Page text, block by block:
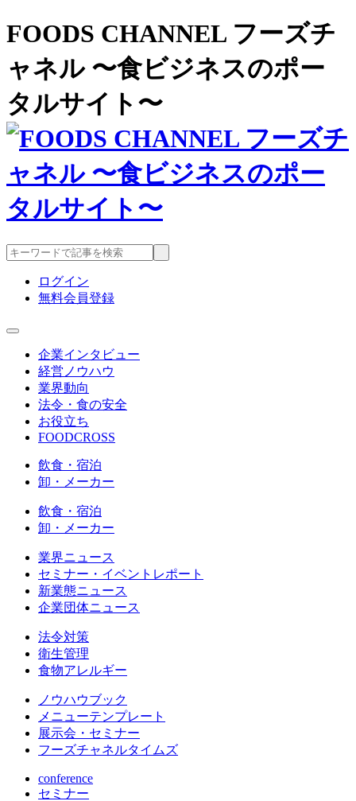
FOODS CHANNEL フーズチ
ャネル 〜食ビジネスのポー
タルサイト〜
ログイン
無料会員登録
企業インタビュー
経営ノウハウ
業界動向
法令・食の安全
お役立ち
FOODCROSS
飲食・宿泊
卸・メーカー
飲食・宿泊
卸・メーカー
業界ニュース
セミナー・イベントレポート
新業態ニュース
企業団体ニュース
法令対策
衛生管理
食物アレルギー
ノウハウブック
メニューテンプレート
展示会・セミナー
フーズチャネルタイムズ
conference
セミナー